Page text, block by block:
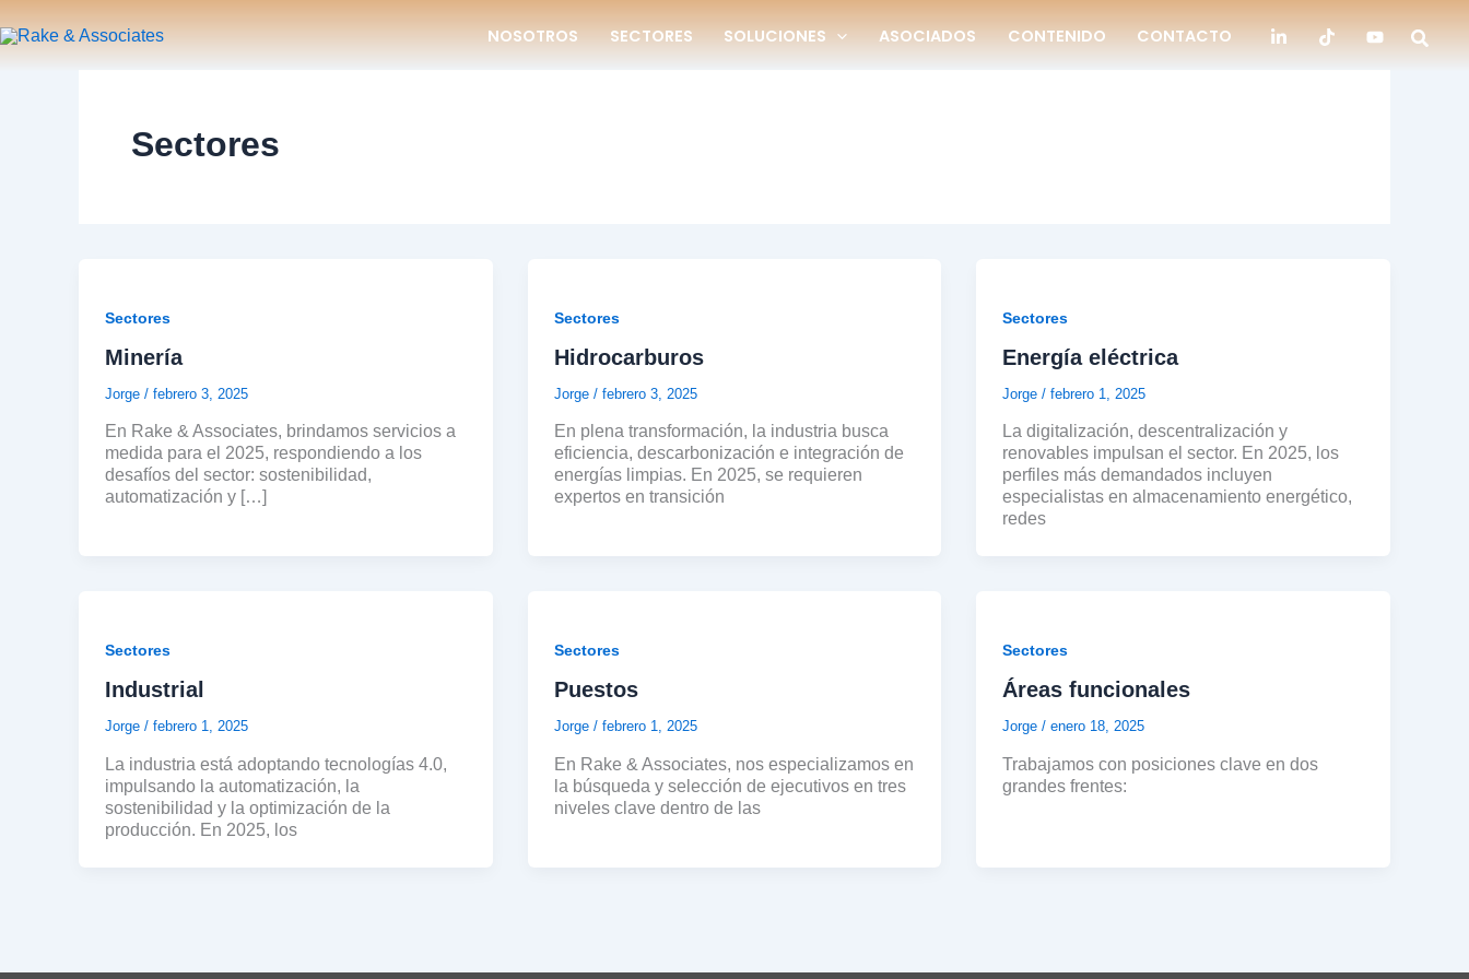
al
NOSOTROS SECTORES SOLUCIONES ASOCIADOS CONTENIDO CONTACTO
Sectores
Sectores
Minería
Jorge / febrero 3, 2025
En Rake & Associates, brindamos servicios a
medida para el 2025, respondiendo a los
desafíos del sector: sostenibilidad,
automatización y […]
Sectores
Hidrocarburos
Jorge / febrero 3, 2025
En plena transformación, la industria busca
eficiencia, descarbonización e integración de
energías limpias. En 2025, se requieren
expertos en transición
Sectores
Energía eléctrica
Jorge/febrero 1, 2025
La digitalización, descentralización y
renovables impulsan el sector. En 2025, los
perfiles más demandados incluyen
especialistas en almacenamiento energético,
redes
Sectores
Industrial
Jorge / febrero 1, 2025
La industria está adoptando tecnologías 4.0,
impulsando la automatización, la
sostenibilidad y la optimización de la
producción. En 2025, los
Sectores
Puestos
Jorge / febrero 1, 2025
En Rake & Associates, nos especializamos en
la búsqueda y selección de ejecutivos en tres
niveles clave dentro de las
Sectores
Áreas funcionales
Jorge/enero 18, 2025
Trabajamos con posiciones clave en dos
grandes frentes: